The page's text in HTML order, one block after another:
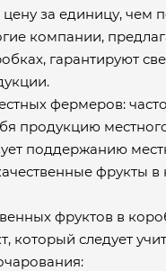
за единицу, чем
компании,
гарантируют
фермеров:
продукцию
поддержанию
фрукты в
фруктов в
который следует